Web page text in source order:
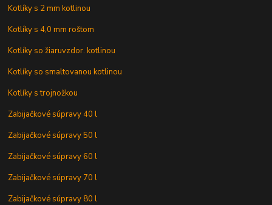
Kotlíky s 2 mm kotlinou
Kotlíky s 4,0 mm roštom
Kotlíky so žiaruvzdor. kotlinou
Kotlíky so smaltovanou kotlinou
Kotlíky s trojnožkou
Zabijačkové súpravy 40 l
Zabijačkové súpravy 50 l
Zabijačkové súpravy 60 l
Zabijačkové súpravy 70 l
Zabijačkové súpravy 80 l